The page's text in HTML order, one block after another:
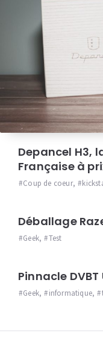
Depancel H3,
Française à
Coup de coeur,
Déballage
Geek, Test
Pinnacle
Geek, informatique,